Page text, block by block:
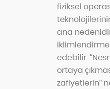
fiziksel
ana
edebilir.
ortaya
zafiyetlerin”